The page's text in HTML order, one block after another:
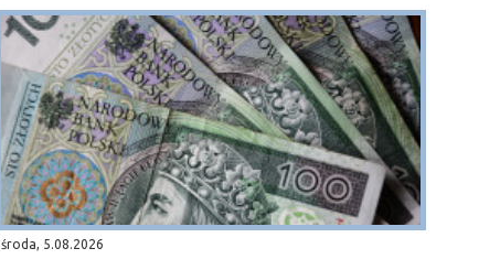
środa, 5.08.2026